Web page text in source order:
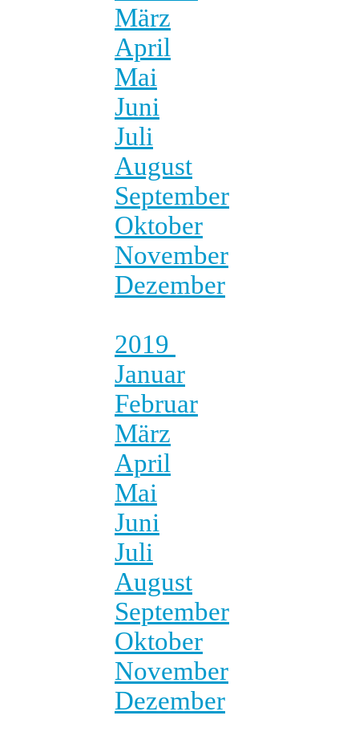
März
April
Mai
Juni
Juli
August
September
Oktober
November
Dezember
2019
Januar
Februar
März
April
Mai
Juni
Juli
August
September
Oktober
November
Dezember